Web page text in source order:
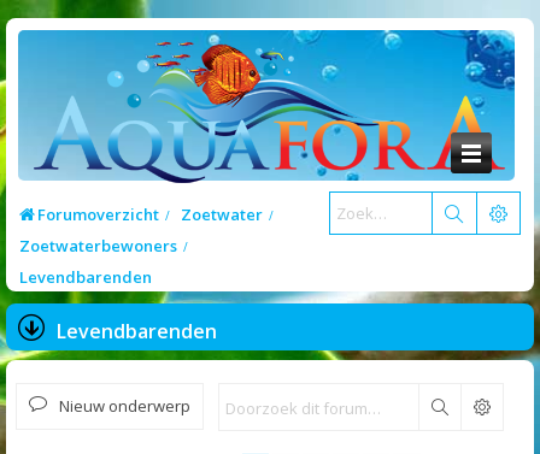
Forumoverzicht
Zoetwater
Zoetwaterbewoners
Levendbarenden
Levendbarenden
Nieuw onderwerp Zoek